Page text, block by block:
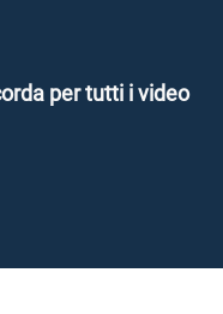
per tutti i video